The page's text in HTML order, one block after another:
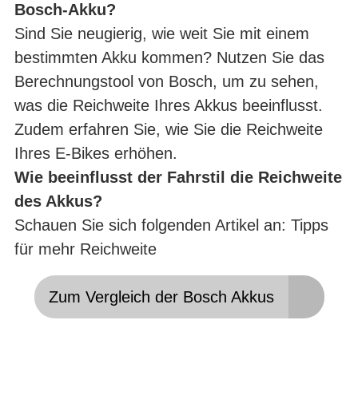
Bosch-Akku?
Sind Sie neugierig, wie weit Sie mit einem
bestimmten Akku kommen? Nutzen Sie das
Berechnungstool von Bosch, um zu sehen,
was die Reichweite Ihres Akkus beeinflusst.
Zudem erfahren Sie, wie Sie die Reichweite
Ihres E-Bikes erhöhen.
Wie beeinflusst der Fahrstil die Reichweite
des Akkus?
Schauen Sie sich folgenden Artikel an: Tipps
für mehr Reichweite
Zum Vergleich der Bosch Akkus